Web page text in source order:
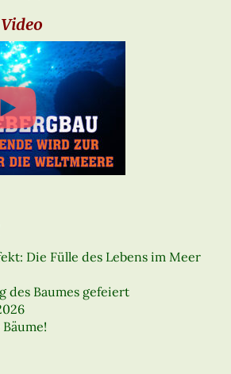
Die Fülle des Lebens im Meer
des Baumes gefeiert